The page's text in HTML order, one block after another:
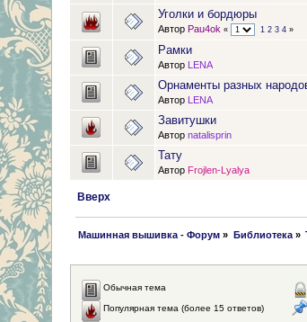
Уголки и бордюры
Автор Pau4ok « 1 2 3 4 »
Рамки
Автор LENA
Орнаменты разных
Автор LENA
Завитушки
Автор natalisprin
Тату
Автор Frojlen-Lyalya
Вверх
Машинная вышивка - Форум » Библиотека»
Обычная тема
Популярная тема (более 15 ответов)